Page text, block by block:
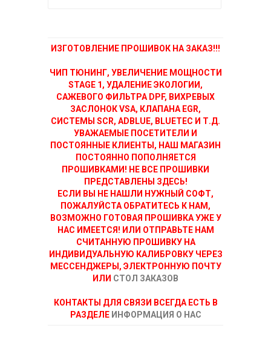
ИЗГОТОВЛЕНИЕ ПРОШИВОК НА ЗАКАЗ!!!
ЧИП ТЮНИНГ, УВЕЛИЧЕНИЕ МОЩНОСТИ
STAGE 1, УДАЛЕНИЕ ЭКОЛОГИИ,
САЖЕВОГО ФИЛЬТРА DPF, ВИХРЕВЫХ
ЗАСЛОНОК VSA, КЛАПАНА EGR,
СИСТЕМЫ SCR, ADBLUE, BLUETEC И Т.Д.
УВАЖАЕМЫЕ ПОСЕТИТЕЛИ И
ПОСТОЯННЫЕ КЛИЕНТЫ, НАШ МАГАЗИН
ПОСТОЯННО ПОПОЛНЯЕТСЯ
ПРОШИВКАМИ! НЕ ВСЕ ПРОШИВКИ
ПРЕДСТАВЛЕНЫ ЗДЕСЬ!
ЕСЛИ ВЫ НЕ НАШЛИ НУЖНЫЙ СОФТ,
ПОЖАЛУЙСТА ОБРАТИТЕСЬ К НАМ,
ВОЗМОЖНО ГОТОВАЯ ПРОШИВКА УЖЕ У
НАС ИМЕЕТСЯ! ИЛИ ОТПРАВЬТЕ НАМ
СЧИТАННУЮ ПРОШИВКУ НА
ИНДИВИДУАЛЬНУЮ КАЛИБРОВКУ ЧЕРЕЗ
МЕССЕНДЖЕРЫ, ЭЛЕКТРОННУЮ ПОЧТУ
ИЛИ СТОЛ ЗАКАЗОВ
КОНТАКТЫ ДЛЯ СВЯЗИ ВСЕГДА ЕСТЬ В
РАЗДЕЛЕ ИНФОРМАЦИЯ О НАС